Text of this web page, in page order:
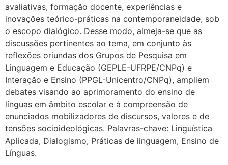
avaliativas, formação docente, experiências e
inovações teórico-práticas na contemporaneidade, sob
o escopo dialógico. Desse modo, almeja-se que as
discussões pertinentes ao tema, em conjunto às
reflexões oriundas dos Grupos de Pesquisa em
Linguagem e Educação (GEPLE-UFRPE/CNPq) e
Interação e Ensino (PPGL-Unicentro/CNPq), ampliem
debates visando ao aprimoramento do ensino de
línguas em âmbito escolar e à compreensão de
enunciados mobilizadores de discursos, valores e de
tensões socioideológicas. Palavras-chave: Linguística
Aplicada, Dialogismo, Práticas de linguagem, Ensino de
Línguas.